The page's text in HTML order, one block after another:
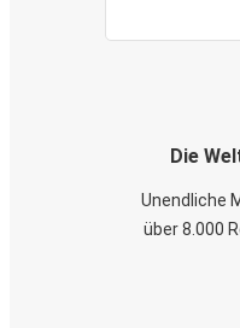
Die
Unendliche
über 8.000